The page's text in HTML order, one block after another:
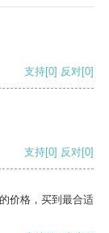
支持[0] 反对[0]
支持[0] 反对[0]
价格，买到最合适